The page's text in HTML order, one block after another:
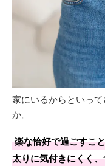
家にいるからといっ
か。
楽な恰好で過ごすこ
太りに気付きにくく